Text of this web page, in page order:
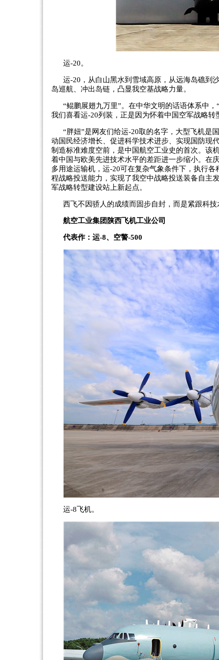
运-20。
运-20，从白山黑水到雪域高原，从远海岛礁到
岛巡航、冲出岛链，凸显我空基战略力量。
“鲲鹏展翅九万里”。在中华文明的话语体系中
我们喜看运-20列装，正是因为怀着中国空军战略转
“胖妞”是网友们给运-20取的名字，大型飞机是
动国民经济增长、促进科学技术进步、实现国防现
制造标准难度空前，是中国航空工业史的首次。该
着中国与欧美先进技术水平的差距进一步缩小。在
多用途运输机，运-20可在复杂气象条件下，执行
程战略投送能力，实现了我空中战略投送装备自主
军战略转型建设站上新起点。
西飞不因骄人的成绩而固步自封，而是紧跟科
航空工业集团陕西飞机工业公司
代表作：运-8、空警-500
运-8飞机。